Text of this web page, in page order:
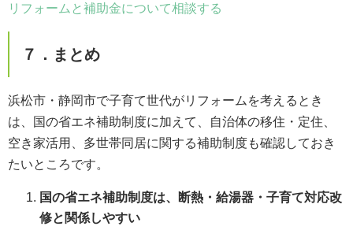
リフォームと補助金について相談する
７．まとめ
浜松市・静岡市で子育て世代がリフォームを考えるとき
は、国の省エネ補助制度に加えて、自治体の移住・定住、
空き家活用、多世帯同居に関する補助制度も確認しておき
たいところです。
国の省エネ補助制度は、断熱・給湯器・子育て対応改
修と関係しやすい